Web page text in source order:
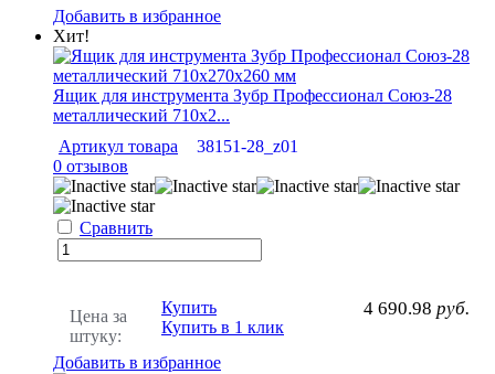
Добавить в избранное
Хит!
Ящик для инструмента Зубр Профессионал Союз-28
металлический 710х2...
Артикул товара
38151-28_z01
0 отзывов
Сравнить
Цена за
штуку:
4 690.98 руб.
Купить
Купить в 1 клик
Добавить в избранное